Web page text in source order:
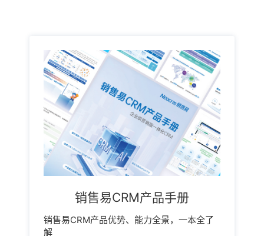
销售易CRM产品手册
销售易CRM产品优势、能力全景，一本全了
解